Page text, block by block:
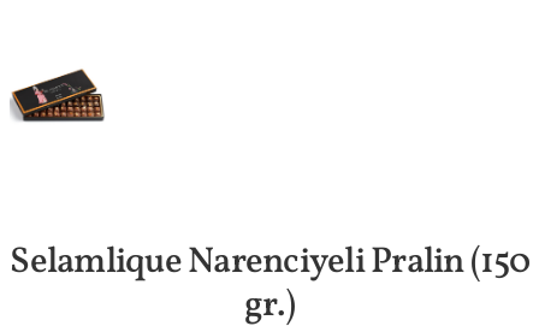
Selamlique Narenciyeli Pralin (150
gr.)